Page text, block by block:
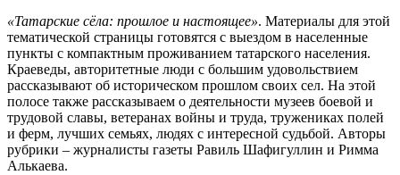
«Татарские сёла: прошлое и настоящее». Материалы для этой
тематической страницы готовятся с выездом в населенные
пункты с компактным проживанием татарского населения.
Краеведы, авторитетные люди с большим удовольствием
рассказывают об историческом прошлом своих сел. На этой
полосе также рассказываем о деятельности музеев боевой и
трудовой славы, ветеранах войны и труда, тружениках полей
и ферм, лучших семьях, людях с интересной судьбой. Авторы
рубрики – журналисты газеты Равиль Шафигуллин и Римма
Алькаева.